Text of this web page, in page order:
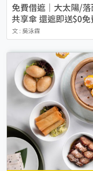
免費借遮｜大太陽/
共享傘 還遮即送$0免
文 : 吳泳霖